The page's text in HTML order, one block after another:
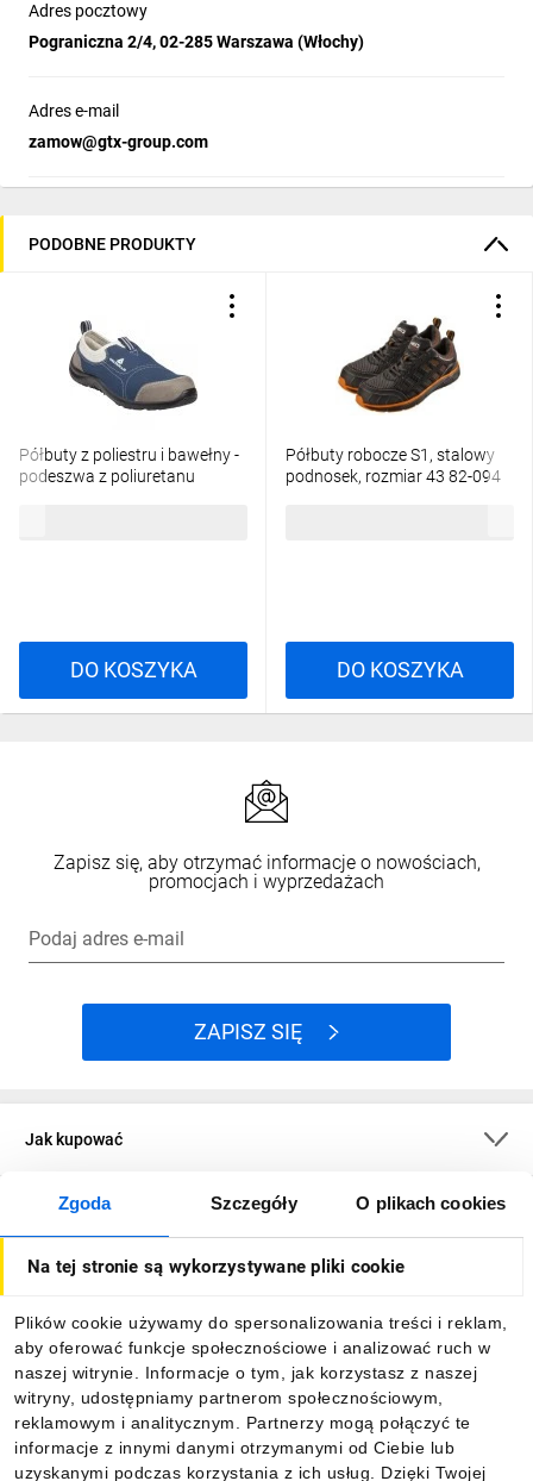
Zgoda Szczegóły O plikach cookies
Na tej stronie są wykorzystywane pliki cookie
Plików cookie używamy do spersonalizowania treści i reklam,
aby oferować funkcje społecznościowe i analizować ruch w
naszej witrynie. Informacje o tym, jak korzystasz z naszej
witryny, udostępniamy partnerom społecznościowym,
reklamowym i analitycznym. Partnerzy mogą połączyć te
informacje z innymi danymi otrzymanymi od Ciebie lub
uzyskanymi podczas korzystania z ich usług. Dzięki Twojej
Adres pocztowy
Pograniczna 2/4, 02-285 Warszawa (Włochy)
Adres e-mail
zamow@gtx-group.com
PODOBNE PRODUKTY
Półbuty z poliestru i bawełny -
podeszwa z poliuretanu
DO KOSZYKA
Półbuty robocze S1, stalowy
podnosek, rozmiar 43 82-094
DO KOSZYKA
Zapisz się, aby otrzymać informacje o nowościach,
promocjach i wyprzedażach
Podaj adres e-mail
ZAPISZ SIĘ
Jak kupować
O firmie
Informacje
Pobierz naszą aplikację mobilną: